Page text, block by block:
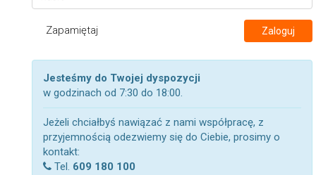
Zapamiętaj Zaloguj
Jesteśmy do Twojej dyspozycji
w godzinach od 7:30 do 18:00.
Jeżeli chciałbyś nawiązać z nami współpracę, z
przyjemnością odezwiemy się do Ciebie, prosimy o
kontakt:
Tel. 609 180 100